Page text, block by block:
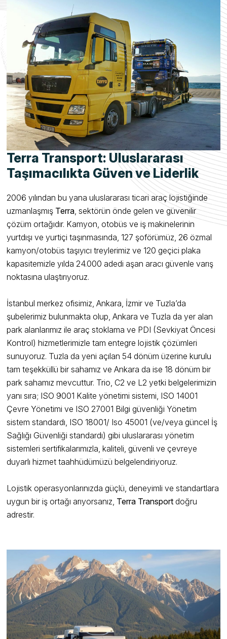
Terra Transport: Uluslararası
Taşımacılıkta Güven ve Liderlik
2006 yılından bu yana uluslararası ticari araç lojistiğinde
uzmanlaşmış Terra, sektörün önde gelen ve güvenilir
çözüm ortağıdır. Kamyon, otobüs ve iş makinelerinin
yurtdışı ve yurtiçi taşınmasında, 127 şoförümüz, 26 özmal
kamyon/otobüs taşıyıcı treylerimiz ve 120 geçici plaka
kapasitemizle yılda 24.000 adedi aşan aracı güvenle varış
noktasına ulaştırıyoruz.
İstanbul merkez ofisimiz, Ankara, İzmir ve Tuzla’da
şubelerimiz bulunmakta olup, Ankara ve Tuzla da yer alan
park alanlarımız ile araç stoklama ve PDI (Sevkiyat Öncesi
Kontrol) hizmetlerimizle tam entegre lojistik çözümleri
sunuyoruz. Tuzla da yeni açılan 54 dönüm üzerine kurulu
tam teşekküllü bir sahamız ve Ankara da ise 18 dönüm bir
park sahamız mevcuttur. Trio, C2 ve L2 yetki belgelerimizin
yanı sıra; ISO 9001 Kalite yönetimi sistemi, ISO 14001
Çevre Yönetimi ve ISO 27001 Bilgi güvenliği Yönetim
sistem standardı, ISO 18001/ Iso 45001 (ve/veya güncel İş
Sağlığı Güvenliği standardı) gibi uluslararası yönetim
sistemleri sertifikalarımızla, kaliteli, güvenli ve çevreye
duyarlı hizmet taahhüdümüzü belgelendiriyoruz.
Lojistik operasyonlarınızda güçlü, deneyimli ve standartlara
uygun bir iş ortağı arıyorsanız, Terra Transportdoğru
adrestir.